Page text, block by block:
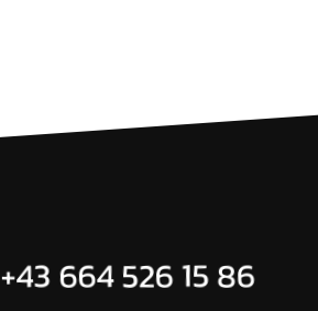
+43 664 526 15 86